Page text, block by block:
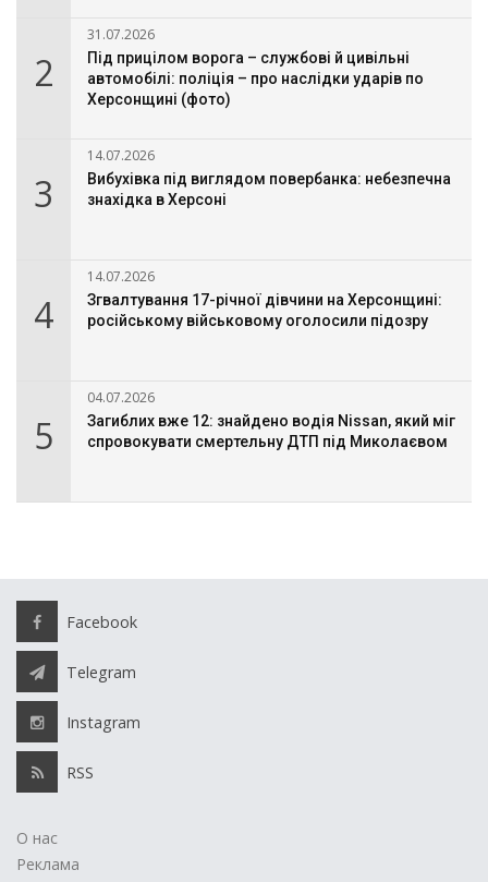
2
31.07.2026
Під прицілом ворога – службові й цивільні
автомобілі: поліція – про наслідки ударів по
Херсонщині (фото)
3
14.07.2026
Вибухівка під виглядом повербанка: небезпечна
знахідка в Херсоні
4
14.07.2026
Згвалтування 17-річної дівчини на Херсонщині:
російському військовому оголосили підозру
5
04.07.2026
Загиблих вже 12: знайдено водія Nissan, який міг
спровокувати смертельну ДТП під Миколаєвом
Facebook
Telegram
Instagram
RSS
О нас
Реклама